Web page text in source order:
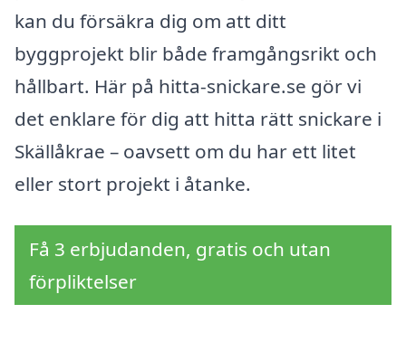
kan du försäkra dig om att ditt
byggprojekt blir både framgångsrikt och
hållbart. Här på hitta-snickare.se gör vi
det enklare för dig att hitta rätt snickare i
Skällåkrae – oavsett om du har ett litet
eller stort projekt i åtanke.
Få 3 erbjudanden, gratis och utan
förpliktelser